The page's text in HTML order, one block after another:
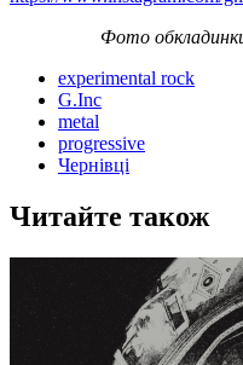
Фото
experimental rock
G.Inc
metal
progressive
Чернівці
Читайте також